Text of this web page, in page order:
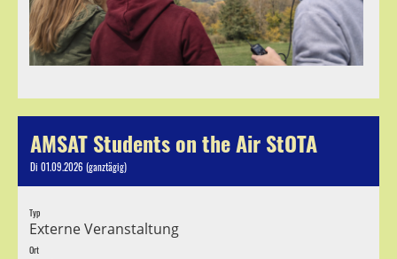
AMSAT Students on the Air StOTA
Di 01.09.2026 (ganztägig)
Typ
Externe Veranstaltung
Ort